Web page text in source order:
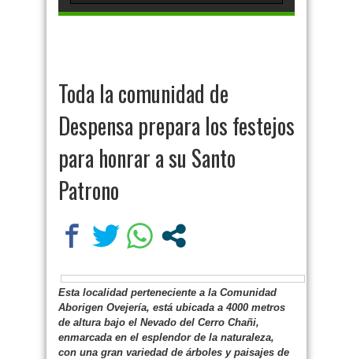
Toda la comunidad de
Despensa prepara los festejos
para honrar a su Santo
Patrono
Esta localidad perteneciente a la Comunidad
Aborigen Ovejería, está ubicada a 4000 metros
de altura bajo el Nevado del Cerro Chañi,
enmarcada en el esplendor de la naturaleza,
con una gran variedad de árboles y paisajes de